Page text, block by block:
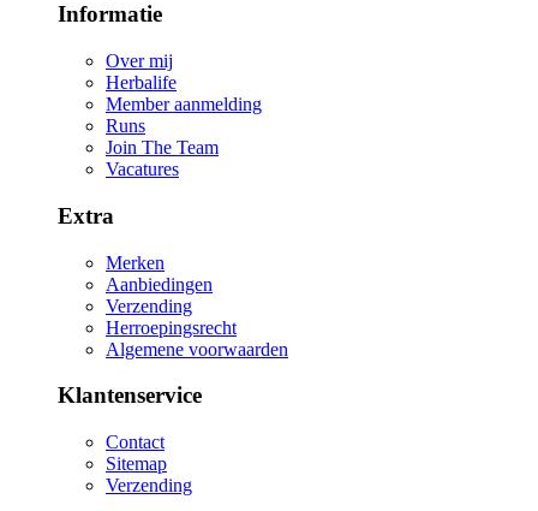
Informatie
Over mij
Herbalife
Member aanmelding
Runs
Join The Team
Vacatures
Extra
Merken
Aanbiedingen
Verzending
Herroepingsrecht
Algemene voorwaarden
Klantenservice
Contact
Sitemap
Verzending